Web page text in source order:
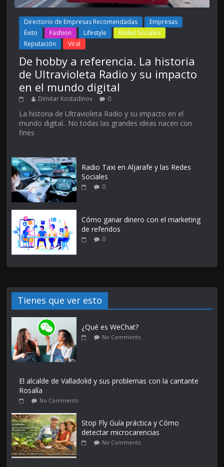
Directorio de Empresas Recomendadas
Empresas
Éxito
Fashion Lifestyle
Redes Sociales
Reputación
Viral
De hobby a referencia. La historia
de Ultravioleta Radio y su impacto
en el mundo digital
Dimitar Kostadinov 0
La historia de Ultravioleta Radio y su impacto en el
mundo digital.. No todas las grandes ideas nacen con
fines
Radio Taxi en Aljarafe y las Redes
Sociales
0
Cómo ganar dinero con el marketing
de referidos
0
Tienes que ver esto
¿Qué es WeChat?
No Comments
El alcalde de Valladolid y sus problemas con la cantante
Rosalía
No Comments
Stop Fly Guía práctica y Cómo
detectar microcarencias
No Comments